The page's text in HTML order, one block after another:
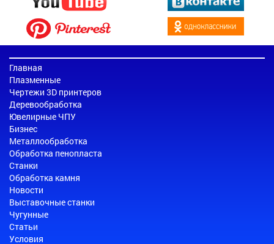
Главная
Плазменные
Чертежи 3D принтеров
Деревообработка
Ювелирные ЧПУ
Бизнес
Металлообработка
Обработка пенопласта
Станки
Обработка камня
Новости
Выставочные станки
Чугунные
Статьи
Условия